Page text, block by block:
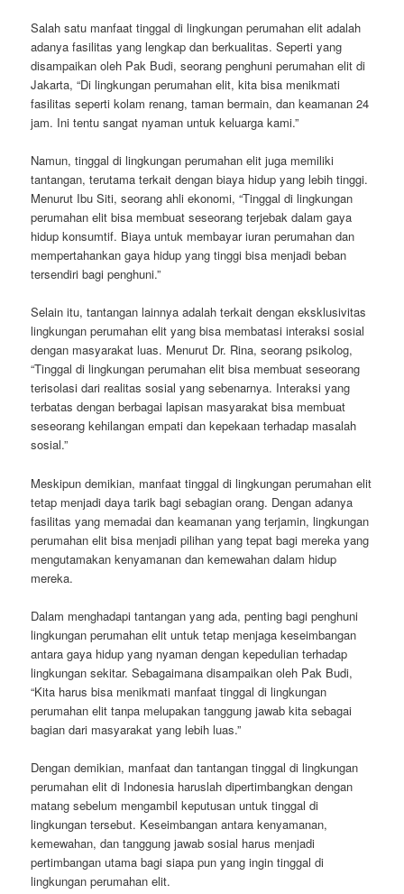
Salah satu manfaat tinggal di lingkungan perumahan elit adalah
adanya fasilitas yang lengkap dan berkualitas. Seperti yang
disampaikan oleh Pak Budi, seorang penghuni perumahan elit di
Jakarta, “Di lingkungan perumahan elit, kita bisa menikmati
fasilitas seperti kolam renang, taman bermain, dan keamanan 24
jam. Ini tentu sangat nyaman untuk keluarga kami.”
Namun, tinggal di lingkungan perumahan elit juga memiliki
tantangan, terutama terkait dengan biaya hidup yang lebih tinggi.
Menurut Ibu Siti, seorang ahli ekonomi, “Tinggal di lingkungan
perumahan elit bisa membuat seseorang terjebak dalam gaya
hidup konsumtif. Biaya untuk membayar iuran perumahan dan
mempertahankan gaya hidup yang tinggi bisa menjadi beban
tersendiri bagi penghuni.”
Selain itu, tantangan lainnya adalah terkait dengan eksklusivitas
lingkungan perumahan elit yang bisa membatasi interaksi sosial
dengan masyarakat luas. Menurut Dr. Rina, seorang psikolog,
“Tinggal di lingkungan perumahan elit bisa membuat seseorang
terisolasi dari realitas sosial yang sebenarnya. Interaksi yang
terbatas dengan berbagai lapisan masyarakat bisa membuat
seseorang kehilangan empati dan kepekaan terhadap masalah
sosial.”
Meskipun demikian, manfaat tinggal di lingkungan perumahan elit
tetap menjadi daya tarik bagi sebagian orang. Dengan adanya
fasilitas yang memadai dan keamanan yang terjamin, lingkungan
perumahan elit bisa menjadi pilihan yang tepat bagi mereka yang
mengutamakan kenyamanan dan kemewahan dalam hidup
mereka.
Dalam menghadapi tantangan yang ada, penting bagi penghuni
lingkungan perumahan elit untuk tetap menjaga keseimbangan
antara gaya hidup yang nyaman dengan kepedulian terhadap
lingkungan sekitar. Sebagaimana disampaikan oleh Pak Budi,
“Kita harus bisa menikmati manfaat tinggal di lingkungan
perumahan elit tanpa melupakan tanggung jawab kita sebagai
bagian dari masyarakat yang lebih luas.”
Dengan demikian, manfaat dan tantangan tinggal di lingkungan
perumahan elit di Indonesia haruslah dipertimbangkan dengan
matang sebelum mengambil keputusan untuk tinggal di
lingkungan tersebut. Keseimbangan antara kenyamanan,
kemewahan, dan tanggung jawab sosial harus menjadi
pertimbangan utama bagi siapa pun yang ingin tinggal di
lingkungan perumahan elit.